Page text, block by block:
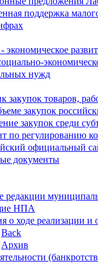
поддержка
экономическое
нужд
закупок товаров,
закупок
закупок среди
по регулированию
официальный
документы
редакции
НПА
о ходе реализации
Back
Архив